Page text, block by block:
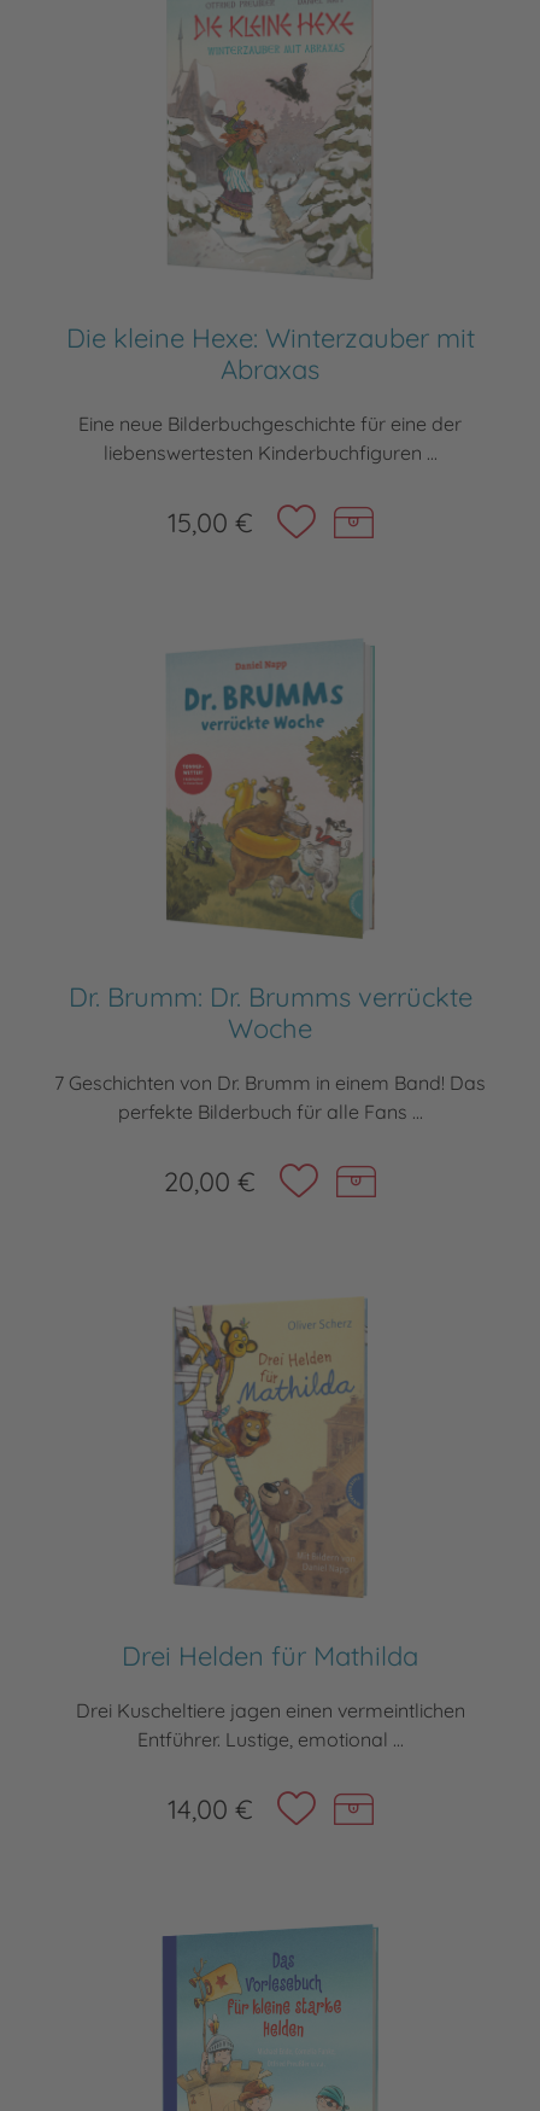
Die kleine Hexe: Winterzauber mit
Abraxas
Eine neue Bilderbuchgeschichte für eine der
liebenswertesten Kinderbuchfiguren ...
15,00 €
Dr. Brumm: Dr. Brumms verrückte
Woche
7 Geschichten von Dr. Brumm in einem Band! Das
perfekte Bilderbuch für alle Fans ...
20,00 €
Drei Helden für Mathilda
Drei Kuscheltiere jagen einen vermeintlichen
Entführer. Lustige, emotional ...
14,00 €